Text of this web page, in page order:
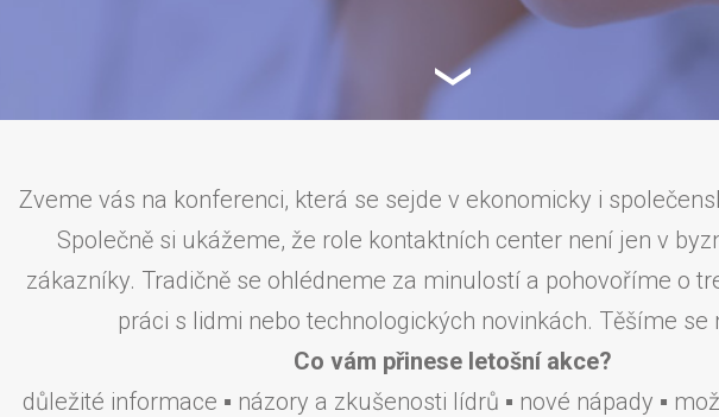
Zveme vás na konferenci, která se sejde v ekonomicky i
Společně si ukážeme, že role kontaktních center není jen v
zákazníky. Tradičně se ohlédneme za minulostí a pohovoříme o
práci s lidmi nebo technologických novinkách. Těšíme se
Co vám přinese letošní akce?
důležité informace ▪ názory a zkušenosti lídrů ▪ nové nápady ▪